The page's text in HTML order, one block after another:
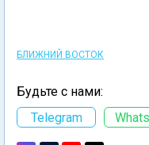
БЛИЖНИЙ ВОСТОК
Будьте с нами:
Telegram